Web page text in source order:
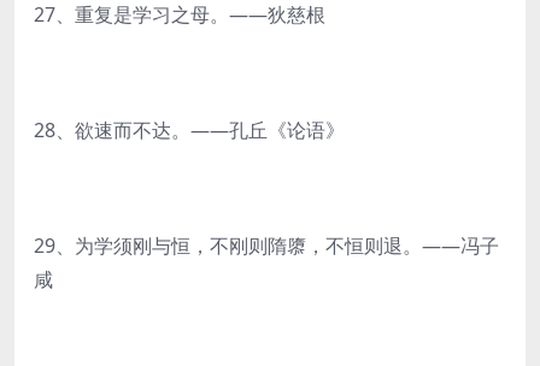
27、重复是学习之母。——狄慈根
28、欲速而不达。——孔丘《论语》
29、为学须刚与恒，不刚则隋隳，不恒则退。——冯子
咸